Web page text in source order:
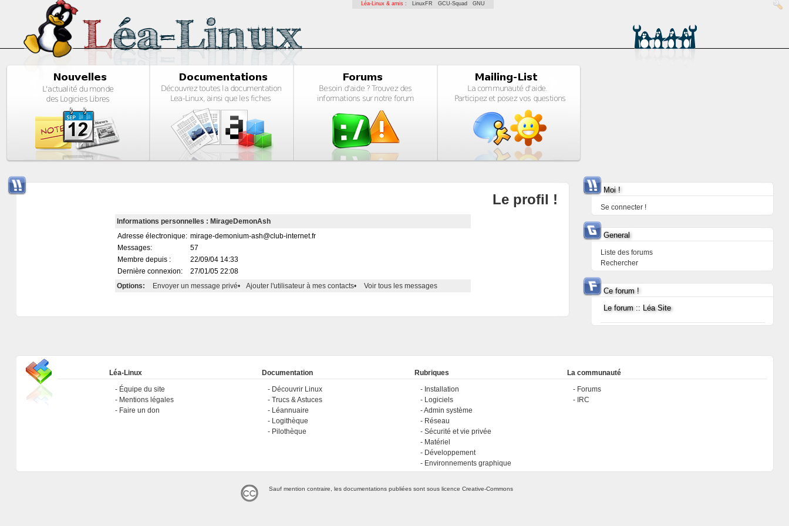
Léa-Linux & amis : LinuxFR GCU-Squad GNU
Le profil !
Informations personnelles : MirageDemonAsh
Adresse électronique: mirage-demonium-ash@club-internet.fr
Messages:
57
Membre depuis :
22/09/04 14:33
Dernière connexion:
27/01/05 22:08
Options:
Envoyer un message privé• Ajouter l'utilisateur à mes contacts• Voir tous les messages
Moi !
Se connecter !
General
Liste des forums
Rechercher
Ce forum !
Le forum :: Léa Site
Léa-Linux
Équipe du site
Mentions légales
Faire un don
Documentation
Découvrir Linux
Trucs & Astuces
Léannuaire
Logithèque
Pilothèque
Rubriques
Installation
Logiciels
Admin système
Réseau
Sécurité et vie privée
Matériel
Développement
Environnements graphique
La communauté
Forums
IRC
Sauf mention contraire, les documentations publiées sont sous licenceCreative-Commons